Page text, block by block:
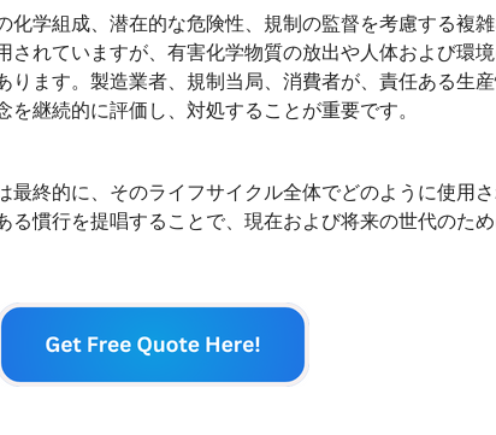
化学組成、潜在的な危険性、規制の監督を考慮する複
されていますが、有害化学物質の放出や人体および環
ります。製造業者、規制当局、消費者が、責任ある生
継続的に評価し、対処することが重要です。
最終的に、そのライフサイクル全体でどのように使用
る慣行を提唱することで、現在および将来の世代のた